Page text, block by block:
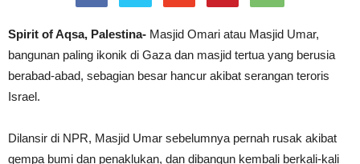
Spirit of Aqsa, Palestina- Masjid Omari atau Masjid Umar,
bangunan paling ikonik di Gaza dan masjid tertua yang berusia
berabad-abad, sebagian besar hancur akibat serangan teroris
Israel.
Dilansir di NPR, Masjid Umar sebelumnya pernah rusak akibat
gempa bumi dan penaklukan, dan dibangun kembali berkali-kali